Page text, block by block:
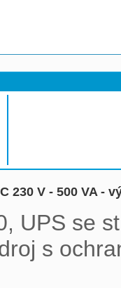
230 V - 500 VA -
UPS se
s